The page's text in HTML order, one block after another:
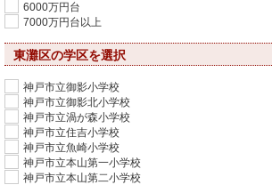
6000万円台
7000万円台以上
東灘区の学区を選択
神戸市立御影小学校
神戸市立御影北小学校
神戸市立渦が森小学校
神戸市立住吉小学校
神戸市立魚崎小学校
神戸市立本山第一小学校
神戸市立本山第二小学校